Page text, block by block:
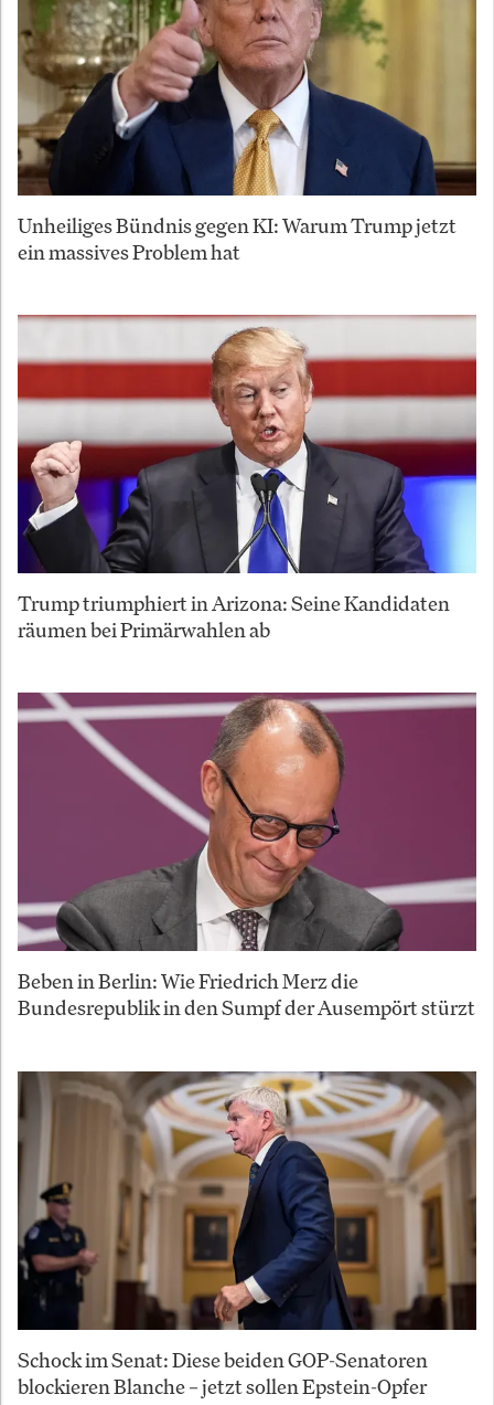
Unheiliges Bündnis gegen KI: Warum Trump jetzt
ein massives Problem hat
Trump triumphiert in Arizona: Seine Kandidaten
räumen bei Primärwahlen ab
Beben in Berlin: Wie Friedrich Merz die
Bundesrepublik in den Sumpf der Ausempört stürzt
Schock im Senat: Diese beiden GOP-Senatoren
blockieren Blanche – jetzt sollen Epstein-Opfer